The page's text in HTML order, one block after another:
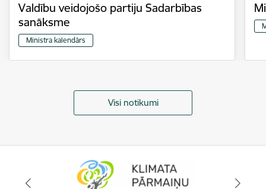
Valdību veidojošo partiju Sadarbības
sanāksme
Ministra kalendārs
Visi notikumi